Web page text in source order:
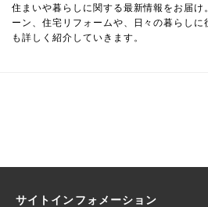
住まいや暮らしに関する最新情報をお届け
ーン、住宅リフォームや、日々の暮らし
も詳しく紹介していきます。
サイトインフォメーション